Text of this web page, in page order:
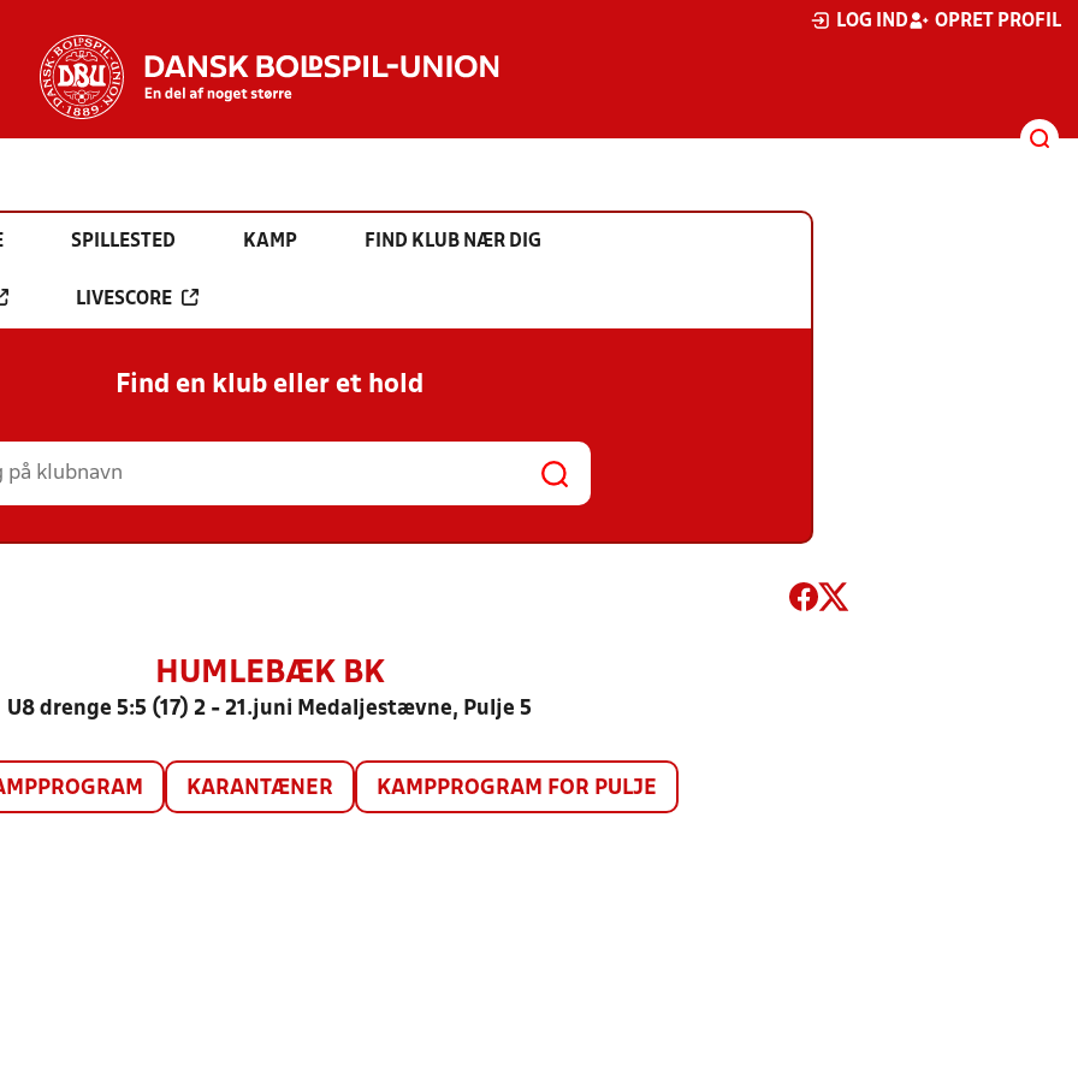
LOG IND OPRET PROFIL
SPILLESTED KAMP FIND KLUB NÆR DIG
LIVESCORE
Find en klub eller et hold
HUMLEBÆK BK
U8 drenge 5:5 (17) 2 - 21.juni Medaljestævne, Pulje 5
KARANTÆNER KAMPPROGRAM FOR PULJE